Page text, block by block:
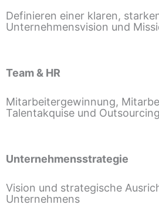
Definieren einer klaren,
Unternehmensvision und
Team & HR
Mitarbeitergewinnung,
Talentakquise und Outsourcing
Unternehmensstrategie
Vision und strategische
Unternehmens